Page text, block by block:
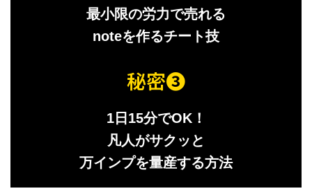
最小限の労力で売れる
noteを作るチート技
秘密❸
1日15分でOK！
凡人がサクッと
万インプを量産する方法